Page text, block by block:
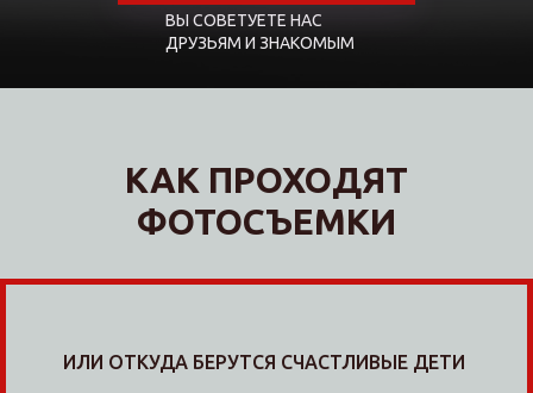
ВЫ СОВЕТУЕТЕ НАС
ДРУЗЬЯМ И ЗНАКОМЫМ
КАК ПРОХОДЯТ
ФОТОСЪЕМКИ
ИЛИ ОТКУДА БЕРУТСЯ СЧАСТЛИВЫЕ ДЕТИ